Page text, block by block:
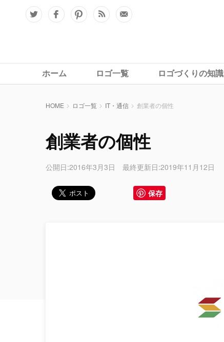
ホーム ロゴ一覧 ロゴづくりの知識
HOME ロゴ一覧 IT・通信 創業者の個性
創業者の個性
公開日:2016年3月3日 最終更新日:2019年11月12日
保存